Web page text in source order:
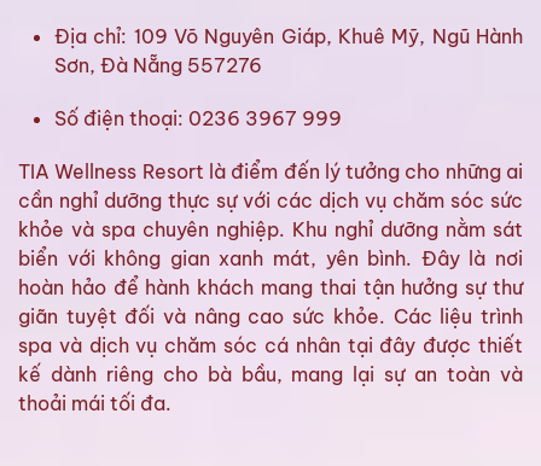
Địa chỉ: 109 Võ Nguyên Giáp, Khuê Mỹ, Ngũ Hành
Sơn, Đà Nẵng 557276
Số điện thoại: 0236 3967 999
TIA Wellness Resort là điểm đến lý tưởng cho những ai
cần nghỉ dưỡng thực sự với các dịch vụ chăm sóc sức
khỏe và spa chuyên nghiệp. Khu nghỉ dưỡng nằm sát
biển với không gian xanh mát, yên bình. Đây là nơi
hoàn hảo để hành khách mang thai tận hưởng sự thư
giãn tuyệt đối và nâng cao sức khỏe. Các liệu trình
spa và dịch vụ chăm sóc cá nhân tại đây được thiết
kế dành riêng cho bà bầu, mang lại sự an toàn và
thoải mái tối đa.